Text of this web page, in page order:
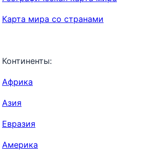
Карта мира со странами
Континенты:
Африка
Азия
Евразия
Америка